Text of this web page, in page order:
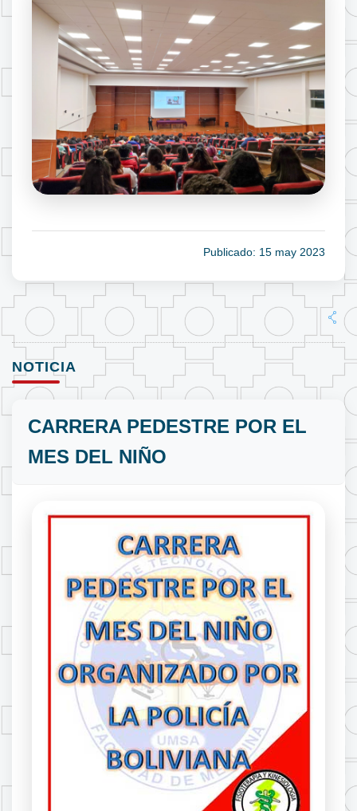
Publicado: 15 may 2023
NOTICIA
CARRERA PEDESTRE POR EL
MES DEL NIÑO